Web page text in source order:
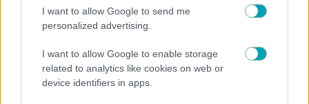
I want to allow Google to send me
personalized advertising.
I want to allow Google to enable storage
related to analytics like cookies on web or
device identifiers in apps.